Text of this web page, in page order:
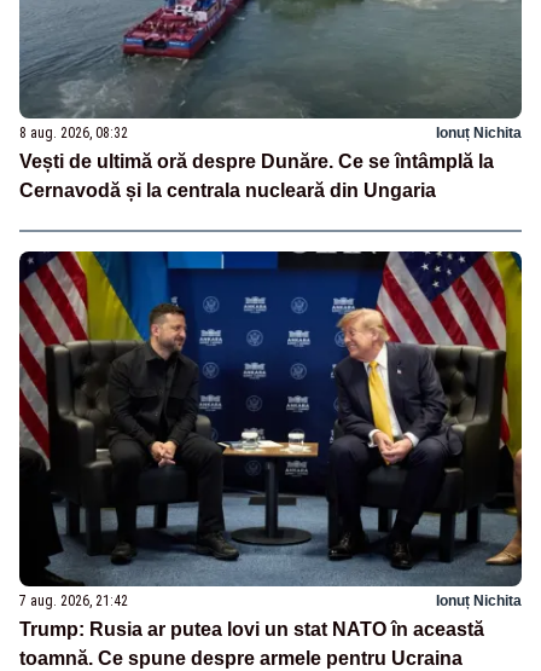
8 aug. 2026, 08:32 Ionuț Nichita
Vești de ultimă oră despre Dunăre. Ce se întâmplă la
Cernavodă și la centrala nucleară din Ungaria
7 aug. 2026, 21:42 Ionuț Nichita
Trump: Rusia ar putea lovi un stat NATO în această
toamnă. Ce spune despre armele pentru Ucraina